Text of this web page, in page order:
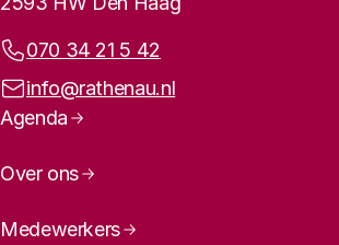
Telefoonnummer:
070 34 21 5 42
E-mailadres:
info@rathenau.nl
Paginanavigatie
Agenda
Over ons
Medewerkers